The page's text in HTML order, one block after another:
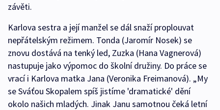
závěti.
Karlova sestra a její manžel se dál snaží proplouvat
nepřátelským režimem. Tonda (Jaromír Nosek) se
znovu dostává na tenký led, Zuzka (Hana Vagnerová)
nastupuje jako výpomoc do školní družiny. Do práce se
vrací i Karlova matka Jana (Veronika Freimanová). „My
se Sváťou Skopalem spíš jistíme 'dramatické' dění
okolo našich mladých. Jinak Janu samotnou čeká letní